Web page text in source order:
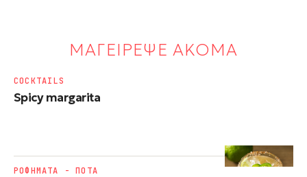
ΜΑΓΕΙΡΕΨΕ ΑΚΟΜΑ
Spicy margarita
COCKTAILS
ΡΟΦΗΜΑΤΑ - ΠΟΤΑ